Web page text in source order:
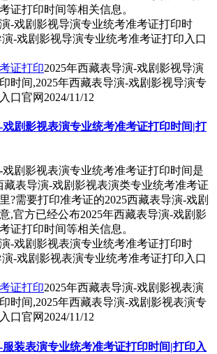
证打印时间等相关信息。
证打印2025年西藏表导演-戏剧影视导演
时间,2025年西藏表导演-戏剧影视导演专
口官网 2024/11/12
戏剧影视表演专业统考准考证打印时间|打
戏剧影视表演专业统考准考证打印时间是
藏表导演-戏剧影视表演类专业统考准考证
?需要打印准考证的2025西藏表导演-戏剧
,官方已经公布2025年西藏表导演-戏剧影
证打印时间等相关信息。
证打印2025年西藏表导演-戏剧影视表演
时间,2025年西藏表导演-戏剧影视表演专
口官网2024/11/12
服装表演专业统考准考证打印时间|打印入